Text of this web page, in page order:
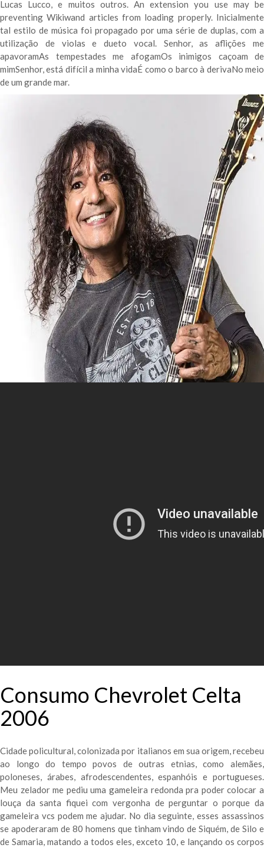
Lucas Lucco, e muitos outros. An extension you use may be
preventing Wikiwand articles from loading properly. Inicialmente
tal estilo de música foi propagado por uma série de duplas, com a
utilização de violas e dueto vocal. Senhor, as aflições me
apavoramAs tempestades me afogamOs inimigos caçoam de
mimSenhor, está difícil a minha vidaÉ como o barco à derivaNo meio
de um grande mar.
Consumo Chevrolet Celta
2006
Cidade policultural, colonizada por italianos em sua origem, recebeu
ao longo do tempo povos de outras etnias, como alemães,
poloneses, árabes, afrodescendentes, espanhóis e portugueses.
Meu zelador me pediu uma gameleira redonda pra poder colocar a
louça da santa fiquei com vergonha de perguntar o porque da
gameleira vcs podem me ajudar. No dia seguinte, esses assassinos
se apoderaram de 80 homens que tinham vindo de Siquém, de Silo e
de Samaria, matando a todos eles, exceto 10, e lançando os corpos